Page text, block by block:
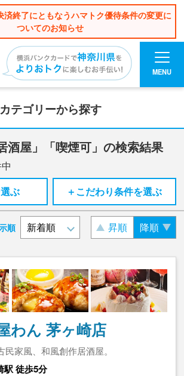
済終了にともなうハマトク優待条件の変更に
ついてのお知らせ
MENU
カテゴリーから探す
酒屋」「喫煙可」の検索結果
ぶ
＋こだわり条件を選ぶ
順 昇順 降順
わん 茅ヶ崎店
家風、和風創作居酒屋。
駅 徒歩5分